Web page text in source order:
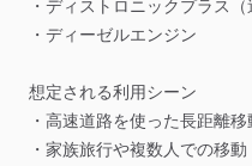
・ディストロニックプラス
・ディーゼルエンジン
想定される利用シーン
・高速道路を使った長距離移
・家族旅行や複数人での移動